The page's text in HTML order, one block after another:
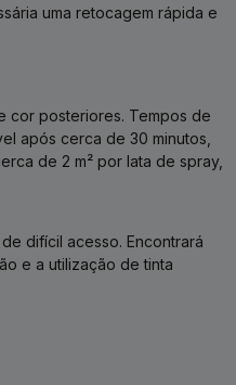
uma retocagem rápida e
cor posteriores. Tempos de
após cerca de 30 minutos,
de 2 m² por lata de spray,
difícil acesso. Encontrará
e a utilização de tinta